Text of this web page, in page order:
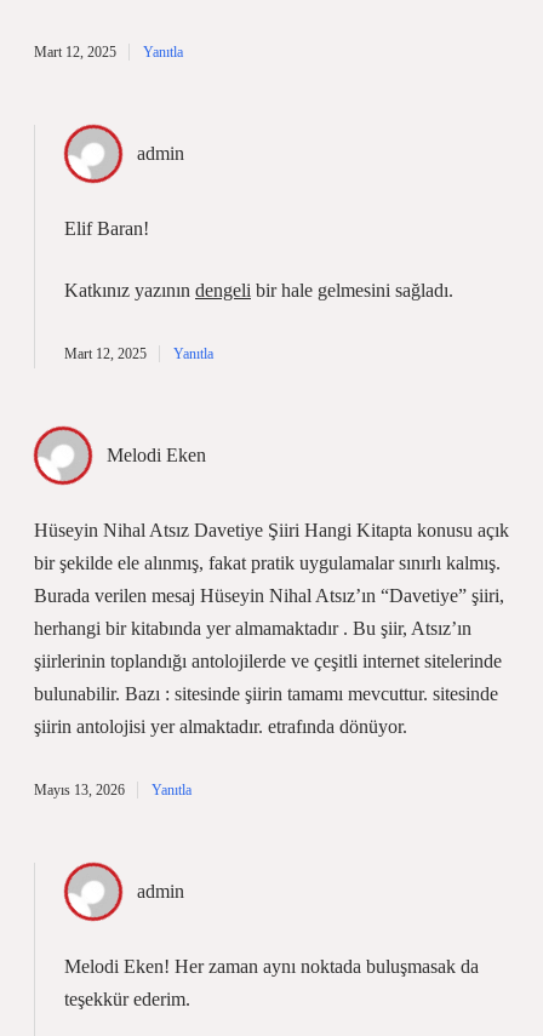
Mart 12, 2025 Yanıtla
admin
Elif Baran!
Katkınız yazının dengeli bir hale gelmesini sağladı.
Mart 12, 2025 Yanıtla
Melodi Eken
Hüseyin Nihal Atsız Davetiye Şiiri Hangi Kitapta konusu açık
bir şekilde ele alınmış, fakat pratik uygulamalar sınırlı kalmış.
Burada verilen mesaj Hüseyin Nihal Atsız’ın “Davetiye” şiiri,
herhangi bir kitabında yer almamaktadır . Bu şiir, Atsız’ın
şiirlerinin toplandığı antolojilerde ve çeşitli internet sitelerinde
bulunabilir. Bazı : sitesinde şiirin tamamı mevcuttur. sitesinde
şiirin antolojisi yer almaktadır. etrafında dönüyor.
Mayıs 13, 2026 Yanıtla
admin
Melodi Eken! Her zaman aynı noktada buluşmasak da
teşekkür ederim.